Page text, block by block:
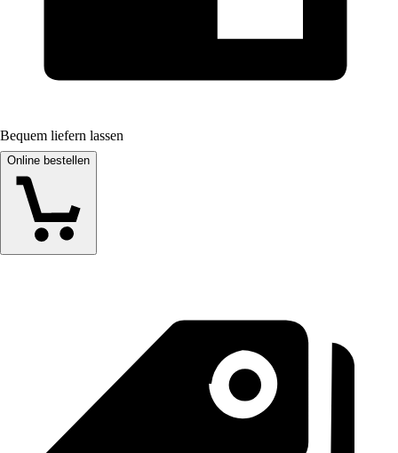
Bequem liefern lassen
Online bestellen